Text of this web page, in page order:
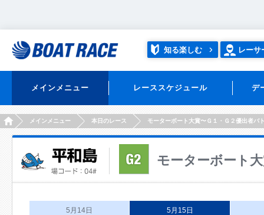
知る楽しむ レーサ
メインメニュー レーススケジュール デ
HOMEメインメニュー 本日のレース モーターボート大賞〜Ｇ１・Ｇ２優出者バ
モーターボート
5月14日 5月15日